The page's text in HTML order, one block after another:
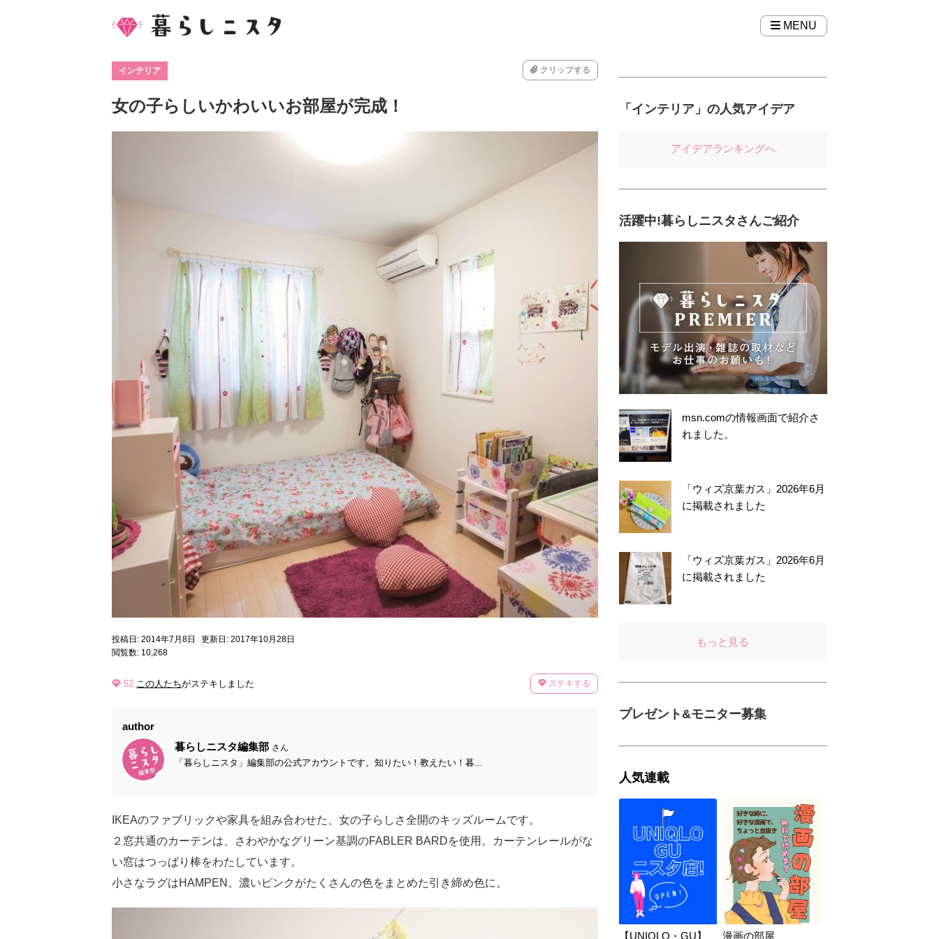
MENU
インテリア クリップする
女の子らしいかわいいお部屋が完成！
投稿日: 2014年7月8日
更新日: 2017年10月28日
閲覧数: 10,268
52 この人たちがステキしました ステキする
author
暮らしニスタ編集部 さん
「暮らしニスタ」編集部の公式アカウントです。知りたい！教えたい！暮...
IKEAのファブリックや家具を組み合わせた、女の子らしさ全開のキッズルームです。
２窓共通のカーテンは、さわやかなグリーン基調のFABLER BARDを使用。カーテンレールがな
い窓はつっぱり棒をわたしています。
小さなラグはHAMPEN。濃いピンクがたくさんの色をまとめた引き締め色に。
「インテリア」の人気アイデア
アイデアランキングへ
活躍中!暮らしニスタさんご紹介
msn.comの情報画面で紹介さ
れました。
「ウィズ京葉ガス」2026年6月
に掲載されました
「ウィズ京葉ガス」2026年6月
に掲載されました
もっと見る
プレゼント&モニター募集
人気連載
【UNIQLO・GU】 漫画の部屋